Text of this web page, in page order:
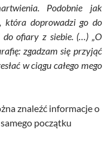
Podobnie jak
która doprowadzi go do
do ofiary z siebie. (…) „O
zgadzam się przyjąć
w ciągu całego mego
znaleźć informacje o
początku